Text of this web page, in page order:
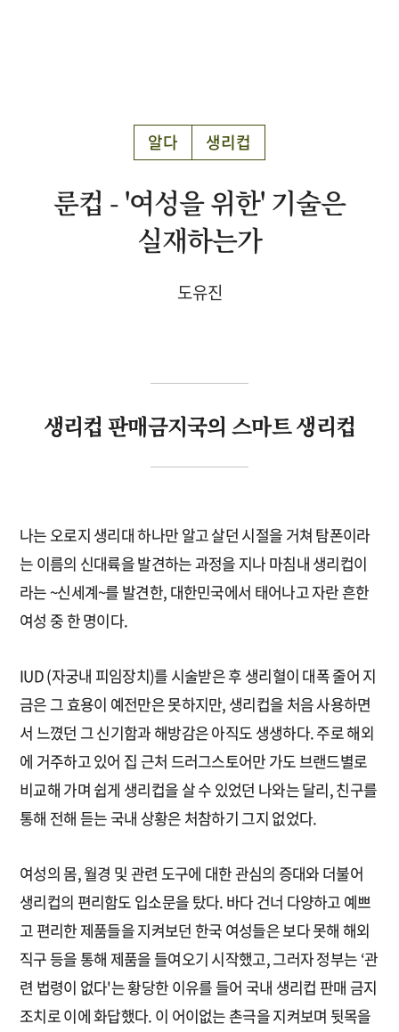
알다 생리컵
룬컵 - '여성을 위한' 기술은
실재하는가
도유진
생리컵 판매금지국의 스마트 생리컵
나는 오로지 생리대 하나만 알고 살던 시절을 거쳐 탐폰이라
는 이름의 신대륙을 발견하는 과정을 지나 마침내 생리컵이
라는 ~신세계~를 발견한, 대한민국에서 태어나고 자란 흔한
여성 중 한 명이다.
IUD (자궁내 피임장치)를 시술받은 후 생리혈이 대폭 줄어 지
금은 그 효용이 예전만은 못하지만, 생리컵을 처음 사용하면
서 느꼈던 그 신기함과 해방감은 아직도 생생하다. 주로 해외
에 거주하고 있어 집 근처 드러그스토어만 가도 브랜드별로
비교해 가며 쉽게 생리컵을 살 수 있었던 나와는 달리, 친구를
통해 전해 듣는 국내 상황은 처참하기 그지 없었다.
여성의 몸, 월경 및 관련 도구에 대한 관심의 증대와 더불어
생리컵의 편리함도 입소문을 탔다. 바다 건너 다양하고 예쁘
고 편리한 제품들을 지켜보던 한국 여성들은 보다 못해 해외
직구 등을 통해 제품을 들여오기 시작했고, 그러자 정부는 ‘관
련 법령이 없다'는 황당한 이유를 들어 국내 생리컵 판매 금지
조치로 이에 화답했다. 이 어이없는 촌극을 지켜보며 뒷목을